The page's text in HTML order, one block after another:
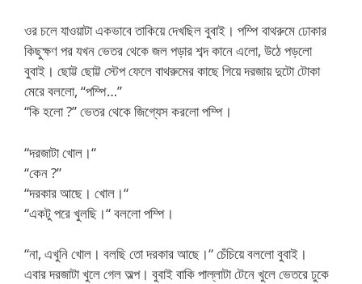
ওর চলে যাওয়াটা একভাবে তাকিয়ে দেখছিল বুবাই। পম্পি বাথরুমে ঢোকার
কিছুক্ষণ পর যখন ভেতর থেকে জল পড়ার শব্দ কানে এলো, উঠে পড়লো
বুবাই। ছোট্ট ছোট্ট স্টেপ ফেলে বাথরুমের কাছে গিয়ে দরজায় দুটো টোকা
মেরে বললো, “পম্পি…”
“কি হলো ?” ভেতর থেকে জিগ্যেস করলো পম্পি।
“দরজাটা খোল।“
“কেন ?”
“দরকার আছে। খোল।“
“একটু পরে খুলছি।“ বললো পম্পি।
“না, এখুনি খোল। বলছি তো দরকার আছে।“ চেঁচিয়ে বললো বুবাই।
এবার দরজাটা খুলে গেল অল্প। বুবাই বাকি পাল্লাটা টেনে খুলে ভেতরে ঢুকে